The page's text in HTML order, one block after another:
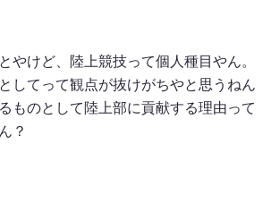
やけど、陸上競技って個人種目やん。
してって観点が抜けがちやと思うねん
ものとして陸上部に貢献する理由って
？